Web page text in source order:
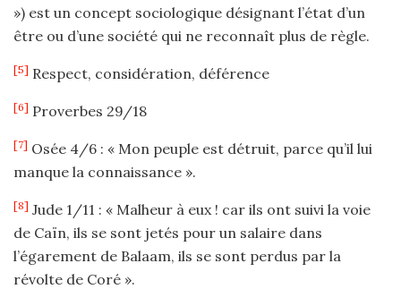
») est un concept sociologique désignant l’état d’un
être ou d’une société qui ne reconnaît plus de règle.
[5] Respect, considération, déférence
[6] Proverbes 29/18
[7] Osée 4/6 : « Mon peuple est détruit, parce qu’il lui
manque la connaissance ».
[8] Jude 1/11 : « Malheur à eux ! car ils ont suivi la voie
de Caïn, ils se sont jetés pour un salaire dans
l’égarement de Balaam, ils se sont perdus par la
révolte de Coré ».